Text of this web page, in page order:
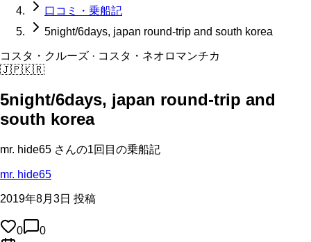
口コミ・乗船記
5night/6days, japan round-trip and south korea
コスタ・クルーズ · コスタ・ネオロマンチカ
🇯🇵🇰🇷
5night/6days, japan round-trip and
south korea
mr. hide65 さんの1回目の乗船記
mr. hide65
2019年8月3日 投稿
0 0